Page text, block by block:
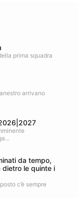
prima squadra
arrivano
da tempo,
dietro le quinte i
c’è sempre